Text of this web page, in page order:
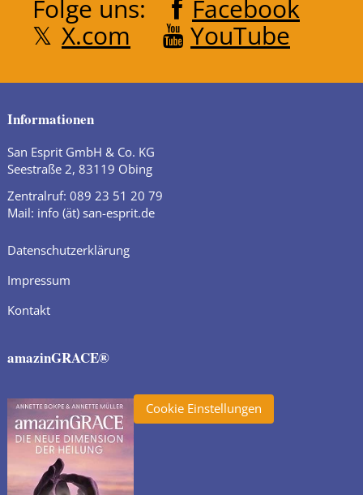
Folge uns:
Facebook
X.com
YouTube
Informationen
San Esprit GmbH & Co. KG
Seestraße 2, 83119 Obing
Zentralruf: 089 23 51 20 79
Mail: info (ät) san-esprit.de
Datenschutzerklärung
Impressum
Kontakt
amazinGRACE®
Cookie Einstellungen